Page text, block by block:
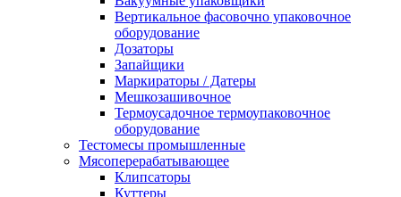
Вертикальное фасовочно упаковочное
оборудование
Дозаторы
Запайщики
Маркираторы / Датеры
Мешкозашивочное
Термоусадочное термоупаковочное
оборудование
Тестомесы промышленные
Мясоперерабатывающее
Клипсаторы
Куттеры